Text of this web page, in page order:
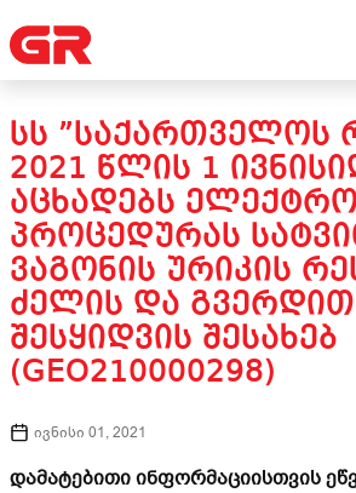
ᲡᲡ ”ᲡᲐᲥᲐᲠᲗᲕᲔᲚᲝᲡ
2021 ᲬᲚᲘᲡ 1
ᲐᲪᲮᲐᲓᲔᲑᲡ
ᲞᲠᲝᲪᲔᲓᲣᲠᲐᲡ
ᲕᲐᲒᲝᲜᲘᲡ ᲣᲠᲘᲙᲘᲡ
ᲫᲔᲚᲘᲡ ᲓᲐ
ᲨᲔᲡᲧᲘᲓᲕᲘᲡ ᲨᲔᲡᲐᲮᲔᲑ
(GEO210000298)
ივნისი 01, 2021
დამატებითი ინფორმაციისთვის